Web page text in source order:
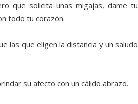
que solicita unas migajas, dame tu
todo tu corazón.
las que eligen la distancia y un saludo
su afecto con un cálido abrazo.